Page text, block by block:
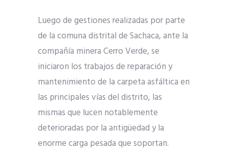
Luego de gestiones realizadas por parte
de la comuna distrital de Sachaca, ante la
compañía minera Cerro Verde, se
iniciaron los trabajos de reparación y
mantenimiento de la carpeta asfáltica en
las principales vías del distrito, las
mismas que lucen notablemente
deterioradas por la antigüedad y la
enorme carga pesada que soportan.